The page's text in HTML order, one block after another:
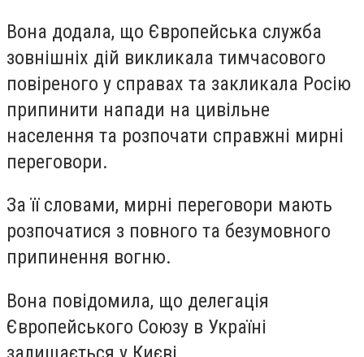
Вона додала, що Європейська служба
зовнішніх дій викликала тимчасового
повіреного у справах та закликала Росію
припинити напади на цивільне
населення та розпочати справжні мирні
переговори.
За її словами, мирні переговори мають
розпочатися з повного та безумовного
припинення вогню.
Вона повідомила, що делегація
Європейського Союзу в Україні